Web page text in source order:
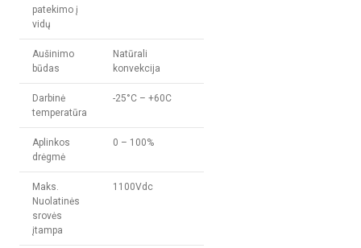
patekimo į
vidų
Aušinimo
būdas
Natūrali
konvekcija
Darbinė
temperatūra
-25°C – +60C
Aplinkos
drėgmė
0 – 100%
Maks.
Nuolatinės
srovės
įtampa
1100Vdc